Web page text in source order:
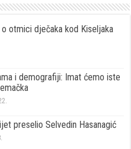
otmici dječaka kod Kiseljaka
i demografiji: Imat ćemo iste
preselio Selvedin Hasanagić